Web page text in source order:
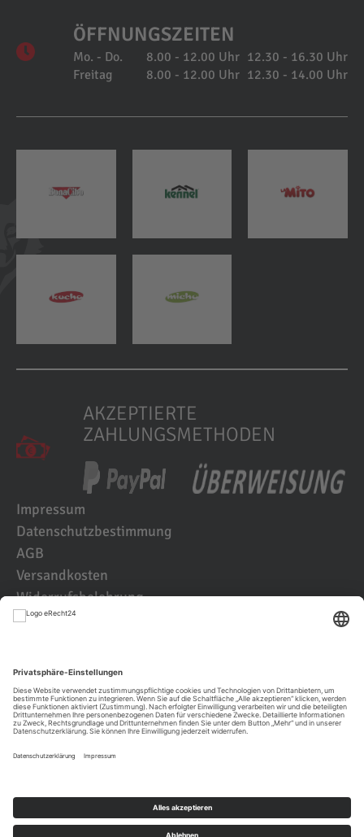
ÖFFNUNGSZEITEN
Mo. - Do. 8.00 - 12.00 Uhr 12.30 - 16.30 Uhr
Freitag
8.00 - 12.00 Uhr 12.30 - 14.00 Uhr
AKZEPTIERTE
ZAHLUNGSMETHODEN
Impressum
Datenschutzbestimmung
AGB
Versandkosten
Widerrufsbelehrung
Kundenbewertungen
JETZT KUNDE WERDEN UND BEI DER
ERSTBESTLLUNGTIERISCHSPAREN!
JETZT REGISTRIEREN